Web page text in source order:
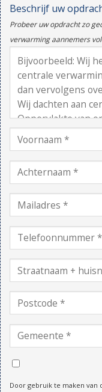
Beschrijf uw
Probeer uw opdracht zo
verwarming aannemers
Door gebruik te maken